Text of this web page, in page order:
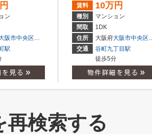
ン
阪市中央区久太郎町 ２丁目
駅
賃料 10万円
種別
マンション
間取
1DK
住所
大阪府大阪市中央区
交通
谷町九丁目駅
徒歩5分
再検索する